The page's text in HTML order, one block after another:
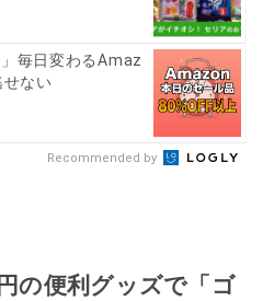
」毎日変わるAmaz
ない
Recommended by
の便利グッズで「ゴ